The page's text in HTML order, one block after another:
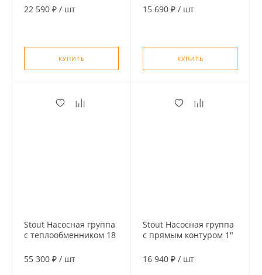
смесителем 3/4" без
22 590 ₽ / шт
КУПИТЬ
теплоизоляции
15 690 ₽ / шт
КУПИТЬ
Stout Насосная группа
с теплообменником 18
теплоизоляции
55 300 ₽ / шт
Stout Насосная группа
с прямым контуром 1"
теплоизоляции,
16 940 ₽ / шт